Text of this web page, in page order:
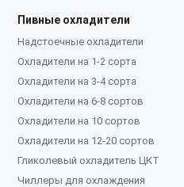
Пивные охладители
Надстоечные охладители
Охладители на 1-2 сорта
Охладители на 3-4 сорта
Охладители на 6-8 сортов
Охладители на 10 сортов
Охладители на 12-20 сортов
Гликолевый охладитель ЦКТ
Чиллеры для охлаждения